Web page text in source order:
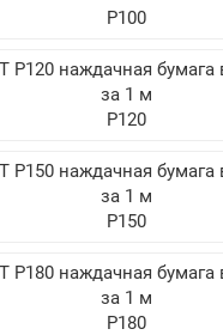
P100
P120
P150
P180